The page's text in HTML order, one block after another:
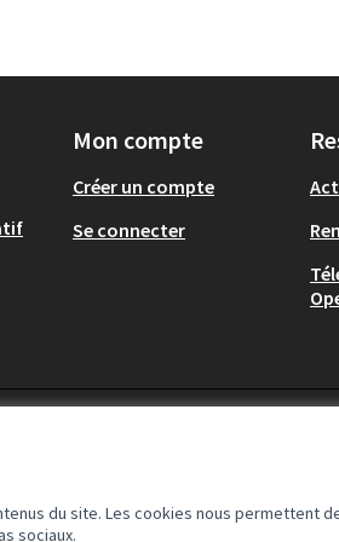
du site. Les cookies nous permettent
sociaux.
Mon compte
Créer un compte
Se connecter